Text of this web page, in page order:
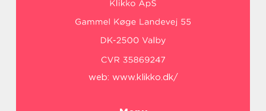
web: www.klikko.dk/